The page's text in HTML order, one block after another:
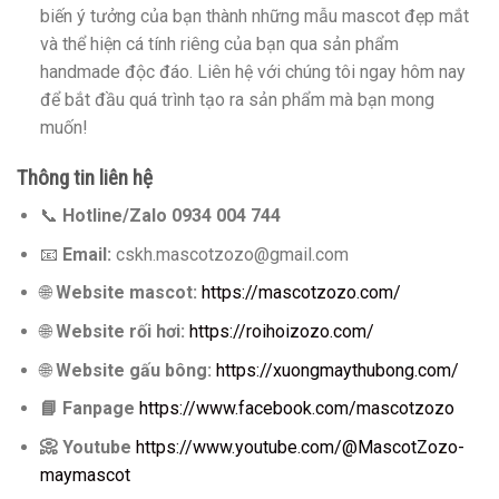
biến ý tưởng của bạn thành những mẫu mascot đẹp mắt
và thể hiện cá tính riêng của bạn qua sản phẩm
handmade độc đáo. Liên hệ với chúng tôi ngay hôm nay
để bắt đầu quá trình tạo ra sản phẩm mà bạn mong
muốn!
Thông tin liên hệ
📞 Hotline/Zalo 0934 004 744
📧 Email: cskh.mascotzozo@gmail.com
🌐Website mascot: https://mascotzozo.com/
🌐Website rối hơi: https://roihoizozo.com/
🌐Website gấu bông: https://xuongmaythubong.com/
📘 Fanpage https://www.facebook.com/mascotzozo
📀 Youtube https://www.youtube.com/@MascotZozo-
maymascot